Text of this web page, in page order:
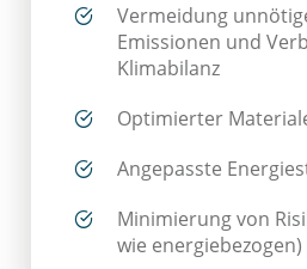
Vermeidung
Emissionen und
Klimabilanz
Optimierter
Angepasste
Minimierung von
wie energiebezogen)